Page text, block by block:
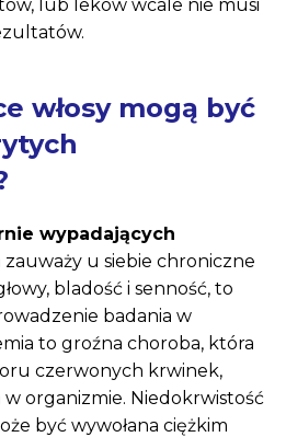
lub leków wcale nie musi
włosy mogą być
wypadających
zauważy u siebie chroniczne
bladość i senność, to
badania w
to groźna choroba, która
czerwonych krwinek,
organizmie. Niedokrwistość
być wywołana ciężkim